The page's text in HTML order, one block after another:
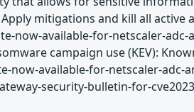
Apply mitigations and kill all
now-available-for-netscaler-
campaign use (KEV):
now-available-for-netscaler-adc-
security-bulletin-for-